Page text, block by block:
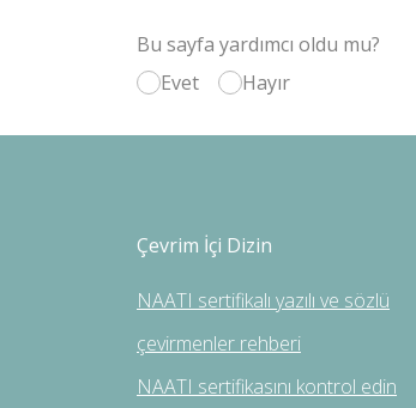
Bu sayfa yardımcı oldu mu?
Evet
Hayır
Çevrim İçi Dizin
NAATI sertifikalı yazılı ve sözlü
çevirmenler rehberi
NAATI sertifikasını kontrol edin